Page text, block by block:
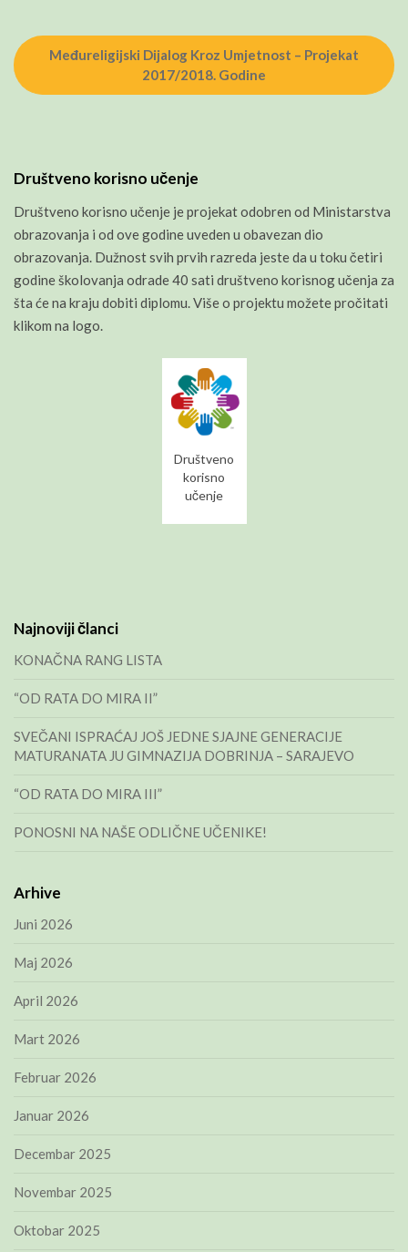
Međureligijski Dijalog Kroz Umjetnost – Projekat
2017/2018. Godine
Društveno korisno učenje
Društveno korisno učenje je projekat odobren od Ministarstva
obrazovanja i od ove godine uveden u obavezan dio
obrazovanja. Dužnost svih prvih razreda jeste da u toku četiri
godine školovanja odrade 40 sati društveno korisnog učenja za
šta će na kraju dobiti diplomu. Više o projektu možete pročitati
klikom na logo.
Društveno
korisno
učenje
Najnoviji članci
KONAČNA RANG LISTA
“OD RATA DO MIRA II”
SVEČANI ISPRAĆAJ JOŠ JEDNE SJAJNE GENERACIJE
MATURANATA JU GIMNAZIJA DOBRINJA – SARAJEVO
“OD RATA DO MIRA III”
PONOSNI NA NAŠE ODLIČNE UČENIKE!
Arhive
Juni 2026
Maj 2026
April 2026
Mart 2026
Februar 2026
Januar 2026
Decembar 2025
Novembar 2025
Oktobar 2025